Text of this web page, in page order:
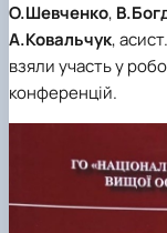
О.Шевченко,
А.Ковальчук, асист.
взяли участь у
конференцій.